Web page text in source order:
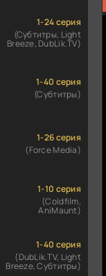
1-24 серия
(Субтитры, Light
Breeze, DubLik.TV)
1-40 серия
(Субтитры)
1-26 серия
(Force Media)
1-10 серия
(Coldfilm,
AniMaunt)
1-40 серия
(DubLik.TV, Light
Breeze, Субтитры)